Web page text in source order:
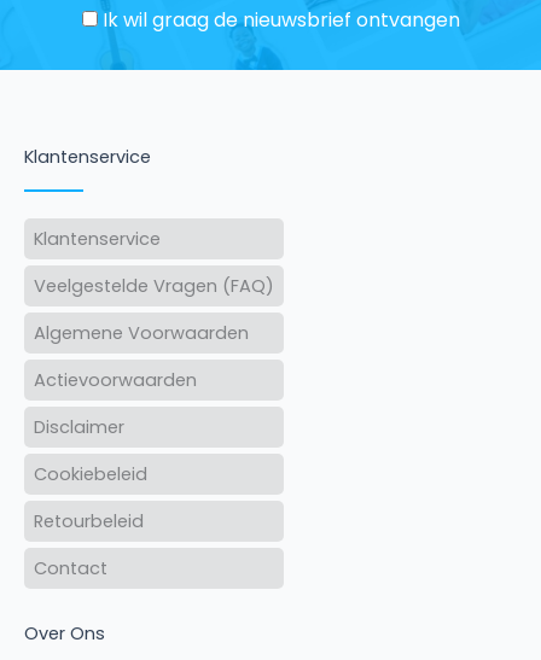
Ik wil graag de nieuwsbrief ontvangen
Klantenservice
Klantenservice
Veelgestelde Vragen (FAQ)
Algemene Voorwaarden
Actievoorwaarden
Disclaimer
Cookiebeleid
Retourbeleid
Contact
Over Ons